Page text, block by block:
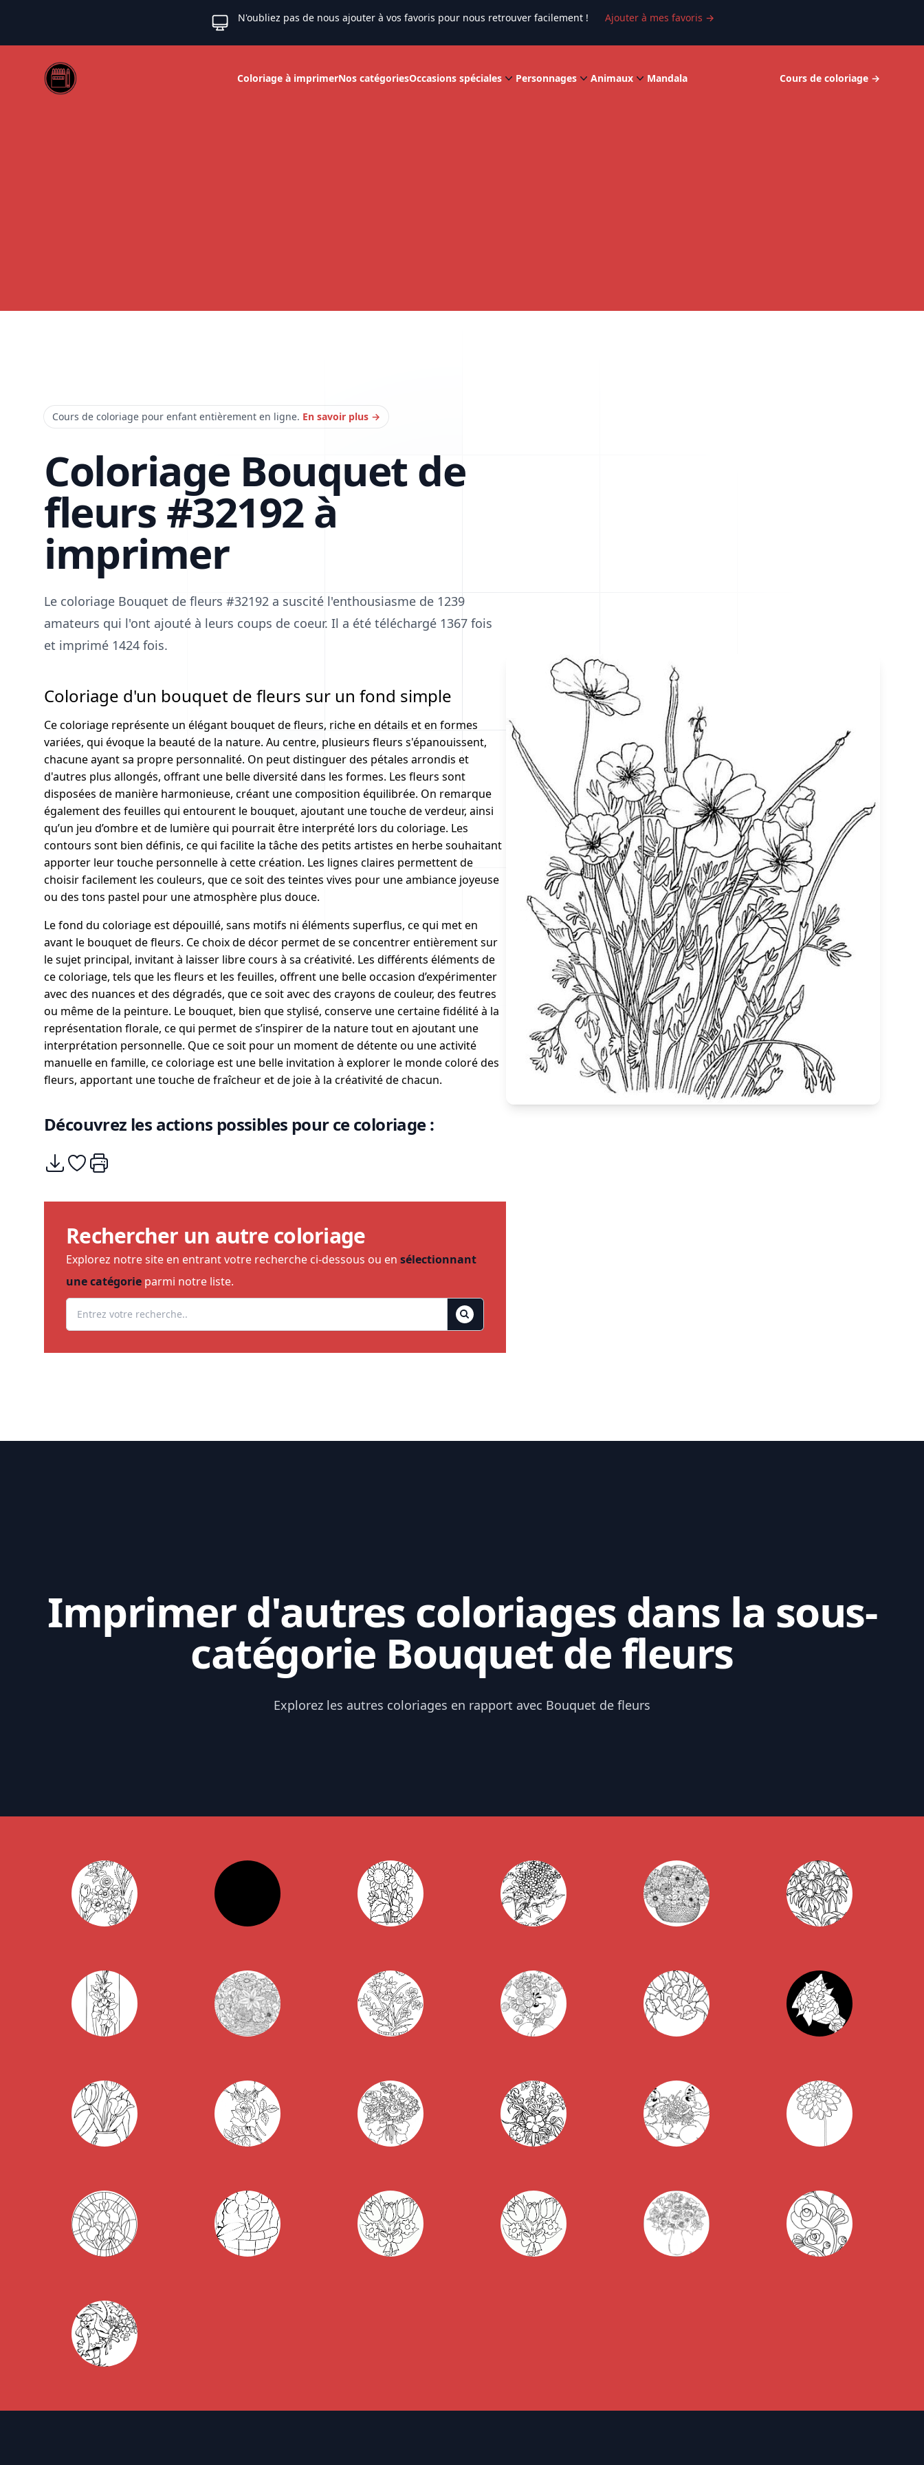
N'oubliez pas de nous ajouter à vos favoris pour nous retrouver facilement ! Ajouter à mes favoris →
Web coloriage
Coloriage à imprimerNos catégoriesOccasions spéciales Personnages Animaux Mandala Cours de coloriage →
Cours de coloriage pour enfant entièrement en ligne. En savoir plus →
Coloriage Bouquet de
fleurs #32192 à
imprimer
Le coloriage Bouquet de fleurs #32192 a suscité l'enthousiasme de 1239
amateurs qui l'ont ajouté à leurs coups de coeur. Il a été téléchargé 1367 fois
et imprimé 1424 fois.
Coloriage d'un bouquet de fleurs sur un fond simple
Ce coloriage représente un élégant bouquet de fleurs, riche en détails et en formes
variées, qui évoque la beauté de la nature. Au centre, plusieurs fleurs s'épanouissent,
chacune ayant sa propre personnalité. On peut distinguer des pétales arrondis et
d'autres plus allongés, offrant une belle diversité dans les formes. Les fleurs sont
disposées de manière harmonieuse, créant une composition équilibrée. On remarque
également des feuilles qui entourent le bouquet, ajoutant une touche de verdeur, ainsi
qu’un jeu d’ombre et de lumière qui pourrait être interprété lors du coloriage. Les
contours sont bien définis, ce qui facilite la tâche des petits artistes en herbe souhaitant
apporter leur touche personnelle à cette création. Les lignes claires permettent de
choisir facilement les couleurs, que ce soit des teintes vives pour une ambiance joyeuse
ou des tons pastel pour une atmosphère plus douce.
Le fond du coloriage est dépouillé, sans motifs ni éléments superflus, ce qui met en
avant le bouquet de fleurs. Ce choix de décor permet de se concentrer entièrement sur
le sujet principal, invitant à laisser libre cours à sa créativité. Les différents éléments de
ce coloriage, tels que les fleurs et les feuilles, offrent une belle occasion d’expérimenter
avec des nuances et des dégradés, que ce soit avec des crayons de couleur, des feutres
ou même de la peinture. Le bouquet, bien que stylisé, conserve une certaine fidélité à la
représentation florale, ce qui permet de s’inspirer de la nature tout en ajoutant une
interprétation personnelle. Que ce soit pour un moment de détente ou une activité
manuelle en famille, ce coloriage est une belle invitation à explorer le monde coloré des
fleurs, apportant une touche de fraîcheur et de joie à la créativité de chacun.
Découvrez les actions possibles pour ce coloriage :
Télécharger
Ajouter à mes coups de coeurs
Imprimer
Rechercher un autre coloriage
Explorez notre site en entrant votre recherche ci-dessous ou en sélectionnant
une catégorie parmi notre liste.
Imprimer d'autres coloriages dans la sous-
catégorie Bouquet de fleurs
Explorez les autres coloriages en rapport avec Bouquet de fleurs